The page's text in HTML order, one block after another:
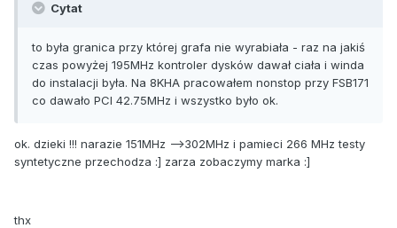
Cytat
to była granica przy której grafa nie wyrabiała - raz na jakiś
czas powyżej 195MHz kontroler dysków dawał ciała i winda
do instalacji była. Na 8KHA pracowałem nonstop przy FSB171
co dawało PCI 42.75MHz i wszystko było ok.
ok. dzieki !!! narazie 151MHz -->302MHz i pamieci 266 MHz testy
syntetyczne przechodza :] zarza zobaczymy marka :]
thx